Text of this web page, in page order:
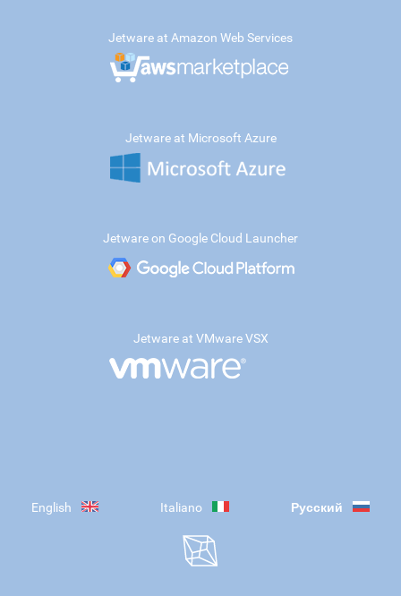
Jetware at Amazon Web Services
Jetware at Microsoft Azure
Jetware on Google Cloud Launcher
Jetware at VMware VSX
English Italiano Русский